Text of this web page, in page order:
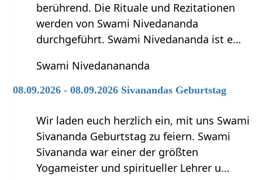
berührend. Die Rituale und Rezitationen
werden von Swami Nivedananda
durchgeführt. Swami Nivedananda ist e…
Swami Nivedanananda
08.09.2026 - 08.09.2026 Sivanandas Geburtstag
Wir laden euch herzlich ein, mit uns Swami
Sivananda Geburtstag zu feiern. Swami
Sivananda war einer der größten
Yogameister und spiritueller Lehrer u…